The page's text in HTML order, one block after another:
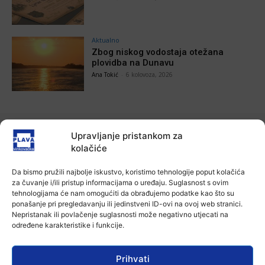
Upravljanje pristankom za
kolačiće
Da bismo pružili najbolje iskustvo, koristimo tehnologije poput kolačića
za čuvanje i/ili pristup informacijama o uređaju. Suglasnost s ovim
tehnologijama će nam omogućiti da obrađujemo podatke kao što su
ponašanje pri pregledavanju ili jedinstveni ID-ovi na ovoj web stranici.
Nepristanak ili povlačenje suglasnosti može negativno utjecati na
određene karakteristike i funkcije.
Prihvati
Aktualno
Zbog niskog vodostaja otežana
plovidba na Dunavu
Ana Tokić 6 kolovoza, 2026
POVEZANE VIJESTI
Autoklub Vinkovci u rujnu će obilježiti
stotu godišnjicu djelovanja
7 kolovoza, 2026
Aktualno
Divlja liga
7 kolovoza, 2026